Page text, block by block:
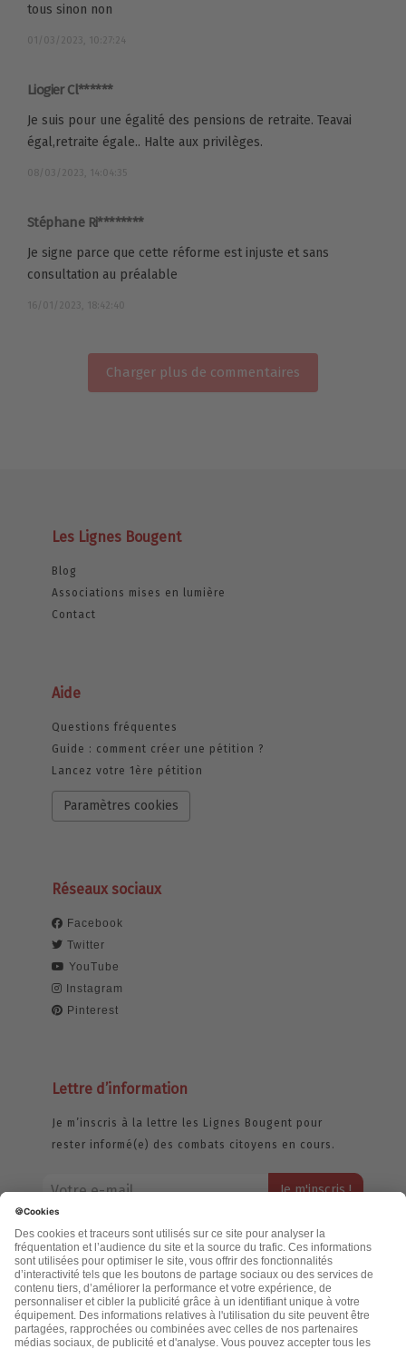
tous sinon non
01/03/2023, 10:27:24
Liogier Cl******
Je suis pour une égalité des pensions de retraite. Teavai
égal,retraite égale.. Halte aux privilèges.
08/03/2023, 14:04:35
Stéphane Ri********
Je signe parce que cette réforme est injuste et sans
consultation au préalable
16/01/2023, 18:42:40
Charger plus de commentaires
Les Lignes Bougent
Blog
Associations mises en lumière
Contact
Aide
Questions fréquentes
Guide : comment créer une pétition ?
Lancez votre 1ère pétition
Paramètres cookies
Réseaux sociaux
Facebook
Twitter
YouTube
Instagram
Pinterest
Lettre d’information
Je m’inscris à la lettre les Lignes Bougent pour
rester informé(e) des combats citoyens en cours.
jamais échangée. Pour consulter notre politique de confidentialité,
cliquez ici.
Accueil
Politique de confidentialité